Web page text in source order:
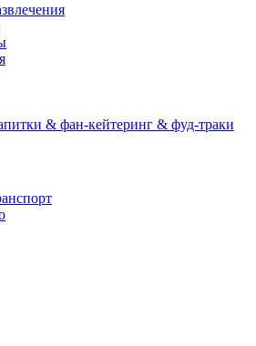
& фан-кейтеринг & фуд-траки